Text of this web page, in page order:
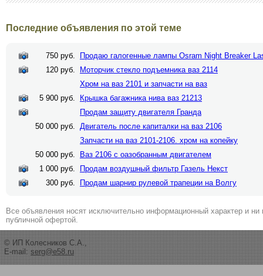
Последние объявления по этой теме
750 руб.
Продаю галогенные лампы Osram Night Breaker
120 руб.
Моторчик стекло подъемника ваз 2114
Хром на ваз 2101 и запчасти на ваз
5 900 руб.
Крышка багажника нива ваз 21213
Продам защиту двигателя Гранда
50 000 руб. Двигатель после капиталки на ваз 2106
Запчасти на ваз 2101-2106. хром на копейку
50 000 руб.
Ваз 2106 с оазобранным двигателем
1 000 руб.
Продам воздушный фильтр Газель Некст
300 руб.
Продам шарнир рулевой трапеции на Волгу
Все объявления носят исключительно информационный характер и ни
публичной офертой.
© ИП Колесников С.А.,
E-mail: serg@e58.ru